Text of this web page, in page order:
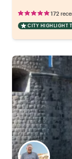
172
CITY HIGHLIGHT